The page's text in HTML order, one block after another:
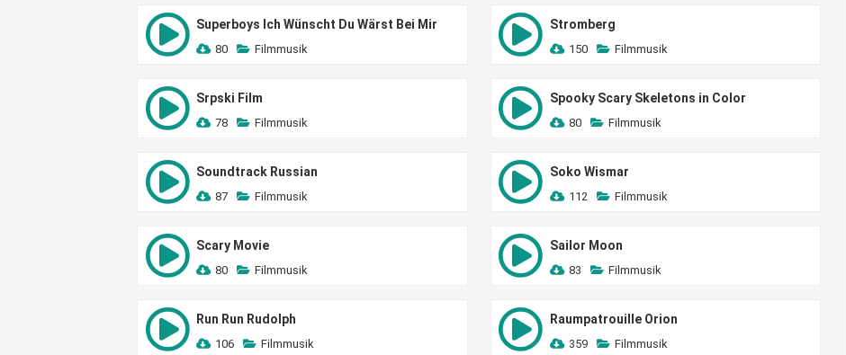
Superboys Ich Wünscht Du Wärst Bei Mir
80 Filmmusik
Stromberg
150 Filmmusik
Srpski Film
78 Filmmusik
Spooky Scary Skeletons in Color
80 Filmmusik
Soundtrack Russian
87 Filmmusik
Soko Wismar
112 Filmmusik
Scary Movie
80 Filmmusik
Sailor Moon
83 Filmmusik
Run Run Rudolph
106 Filmmusik
Raumpatrouille Orion
359 Filmmusik